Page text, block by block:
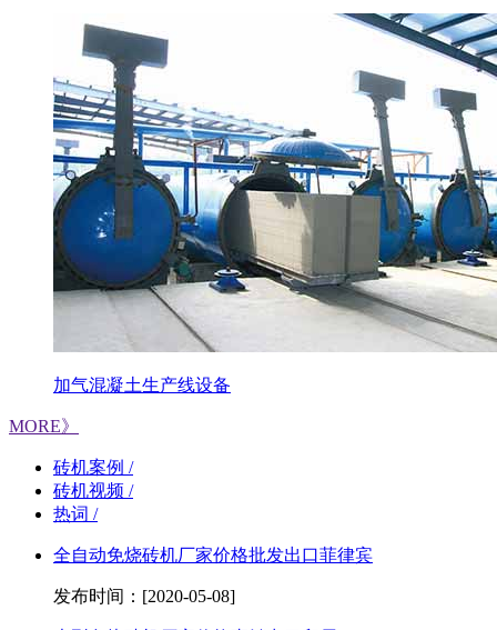
加气混凝土生产线设备
MORE》
砖机案例 /
砖机视频 /
热词 /
全自动免烧砖机厂家价格批发出口菲律宾
发布时间：[2020-05-08]